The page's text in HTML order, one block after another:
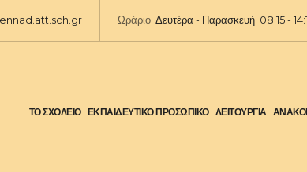
Ωράριο: Δευτέρα - Παρασκευή: 08:15 -
ΤΟ ΣΧΟΛΕΙΟ ΕΚΠΑΙΔΕΥΤΙΚΟ ΠΡΟΣΩΠΙΚΟ ΛΕΙΤΟΥΡΓΙΑ